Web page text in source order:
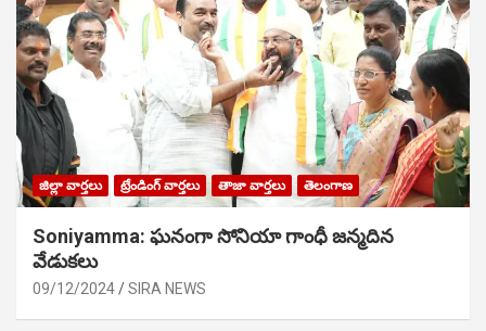
జిల్లా వార్తలు ట్రేండింగ్ వార్తలు తాజా వార్తలు తెలంగాణ
Soniyamma: ఘ‌నంగా సోనియా గాంధీ జ‌న్మ‌దిన
వేడుక‌లు
09/12/2024 SIRA NEWS